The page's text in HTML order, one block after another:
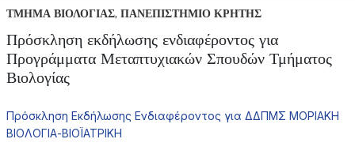
ΤΜΉΜΑ ΒΙΟΛΟΓΊΑΣ, ΠΑΝΕΠΙΣΤΉΜΙΟ ΚΡΉΤΗΣ
Πρόσκληση εκδήλωσης ενδιαφέροντος για
Προγράμματα Μεταπτυχιακών Σπουδών Τμήματος
Βιολογίας
Πρόσκληση Εκδήλωσης Ενδιαφέροντος για ΔΔΠΜΣ ΜΟΡΙΑΚΗ
ΒΙΟΛΟΓΙΑ-ΒΙΟΪΑΤΡΙΚΗ